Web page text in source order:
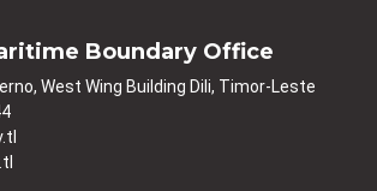
Boundary Office
West Wing Building Dili, Timor-Leste